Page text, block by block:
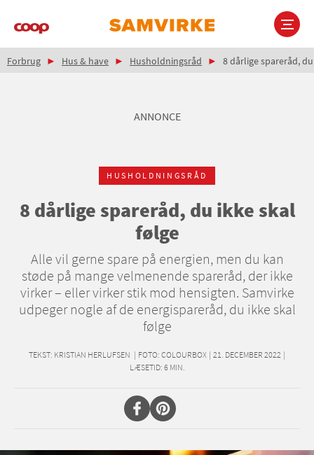
Main
Brødkrumme
Forbrug Hus & have Husholdningsråd 8 dårlige spareråd,
ANNONCE
HUSHOLDNINGSRÅD
8 dårlige spareråd, du ikke skal
følge
Alle vil gerne spare på energien, men du kan
støde på mange velmenende spareråd, der ikke
virker – eller virker stik mod hensigten. Samvirke
udpeger nogle af de energispareråd, du ikke skal
følge
TEKST: KRISTIAN HERLUFSEN | FOTO: COLOURBOX | 21. DECEMBER 2022 |
LÆSETID: 6 MIN.